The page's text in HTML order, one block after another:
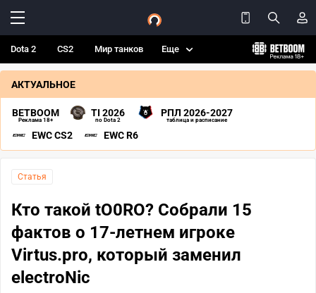
Dota 2 CS2 Мир танков Еще
АКТУАЛЬНОЕ
BETBOOM
Реклама 18+
TI 2026
по Dota 2
РПЛ 2026-2027
таблица и расписание
EWC CS2 EWC R6
Статья
Кто такой tO0RO? Собрали 15
фактов о 17-летнем игроке
Virtus.pro, который заменил
electroNic